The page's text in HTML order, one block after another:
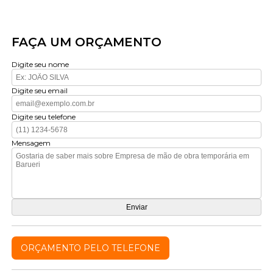
FAÇA UM ORÇAMENTO
Digite seu nome
Digite seu email
Digite seu telefone
Mensagem
ORÇAMENTO PELO TELEFONE